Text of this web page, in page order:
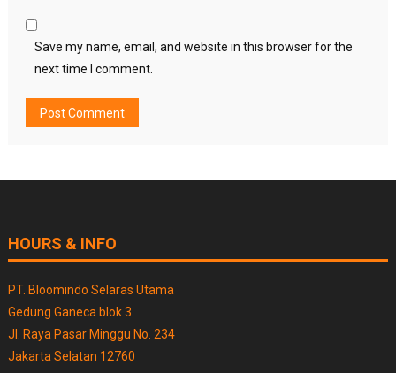
Save my name, email, and website in this browser for the
next time I comment.
HOURS & INFO
PT. Bloomindo Selaras Utama
Gedung Ganeca blok 3
Jl. Raya Pasar Minggu No. 234
Jakarta Selatan 12760